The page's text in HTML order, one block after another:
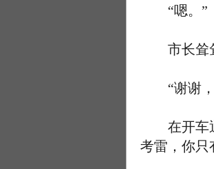
“嗯。”
市长耸耸
“谢谢，
在开车通
考雷，你只